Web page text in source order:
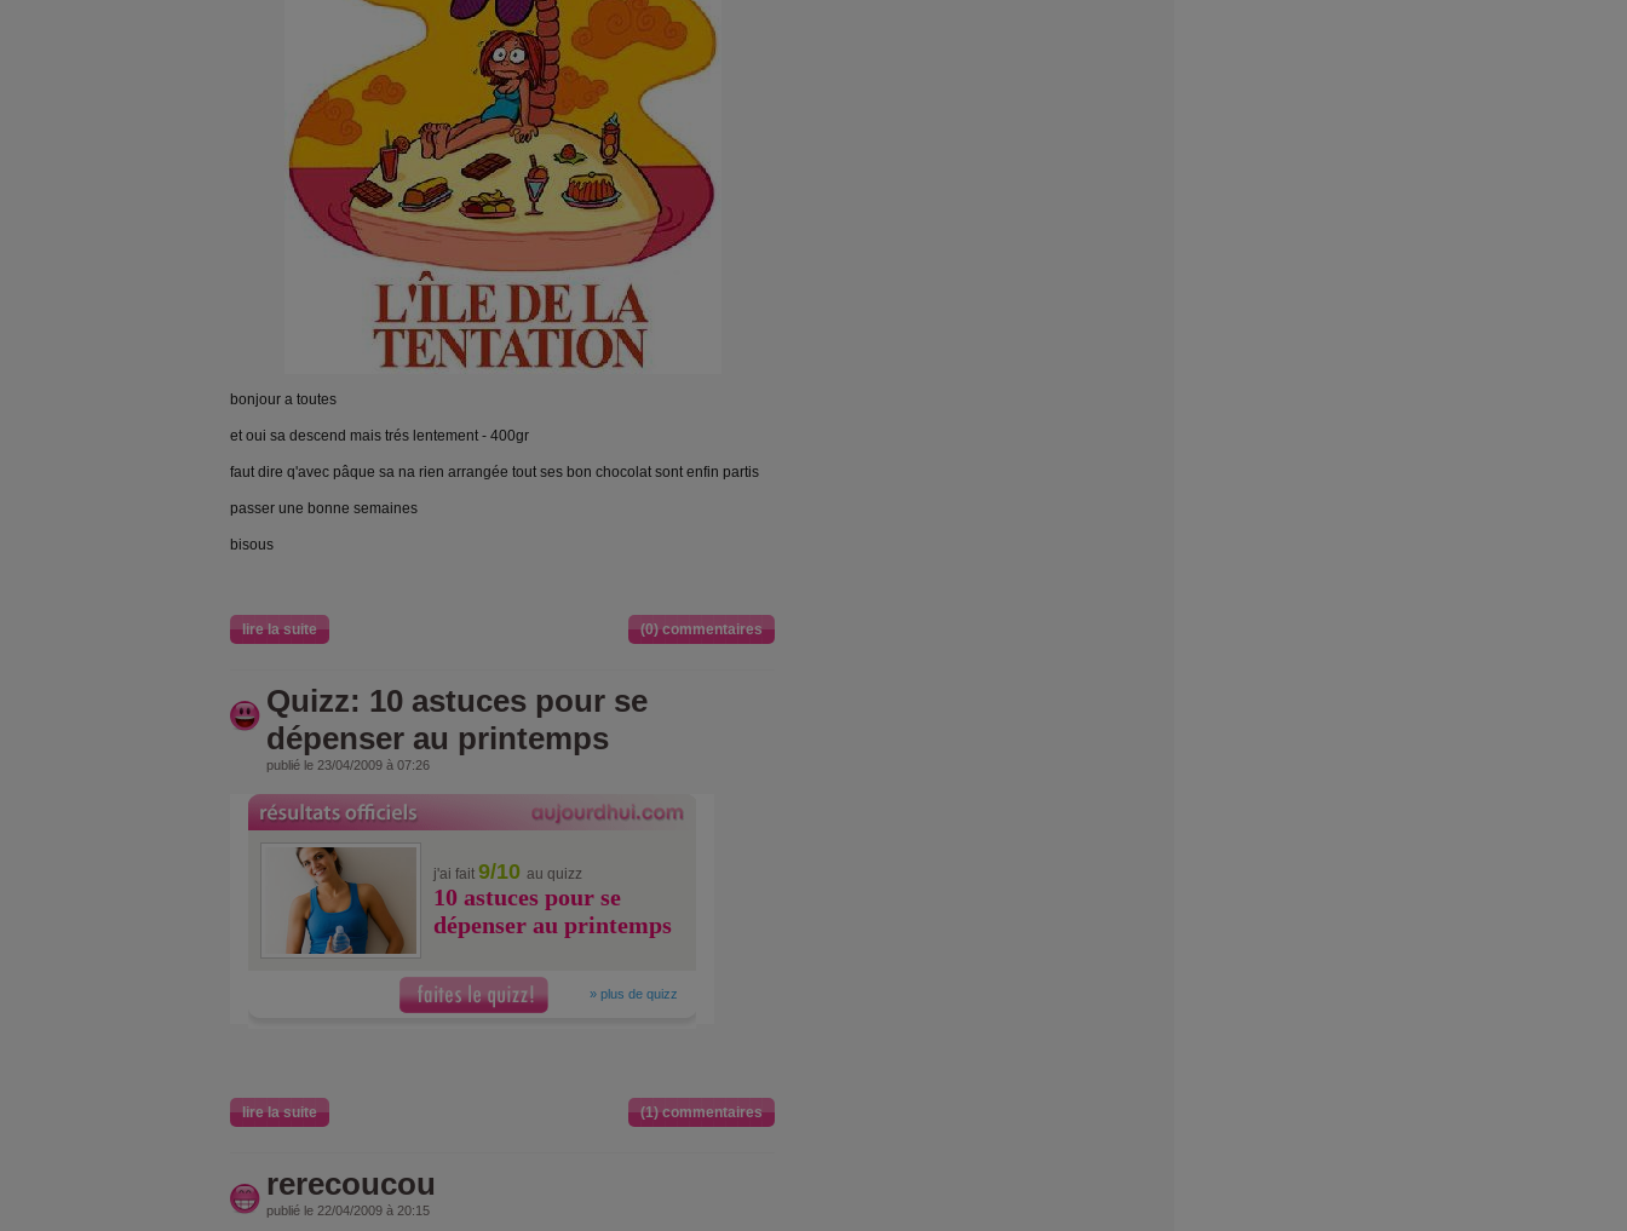
bonjour a toutes
et oui sa descend mais trés lentement - 400gr
faut dire q'avec pâque sa na rien arrangée tout ses bon chocolat sont enfin partis
passer une bonne semaines
bisous
lire la suite (0) commentaires
Quizz: 10 astuces pour se
dépenser au printemps
publié le 23/04/2009 à 07:26
j'ai fait 9/10 au quizz
10 astuces pour se
dépenser au printemps
» plus de quizz
lire la suite (1) commentaires
rerecoucou
publié le 22/04/2009 à 20:15